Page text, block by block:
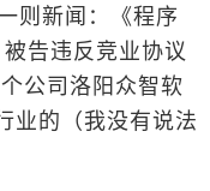
则新闻：《程序
告违反竞业协议
公司洛阳众智软
业的（我没有说法